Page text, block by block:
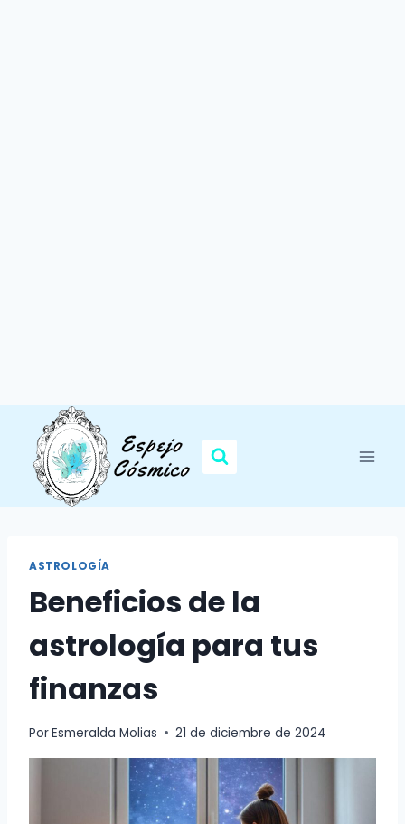
contenido
ASTROLOGÍA
Beneficios de la
astrología para tus
finanzas
PorEsmeralda Molias 21 de diciembre de 2024